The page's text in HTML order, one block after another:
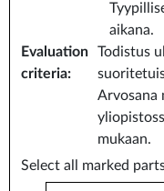
aikana.
Evaluation
criteria:
Todistus
Arvosana
mukaan.
Select all marked